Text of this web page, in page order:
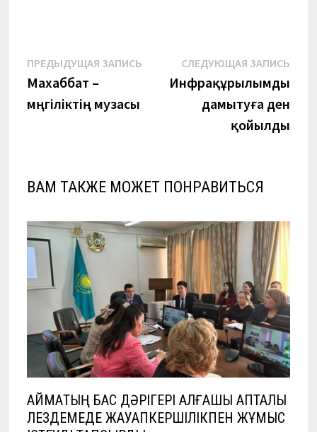
Навигация
по
записям
ПРЕДЫДУЩАЯ ЗАПИСЬПредыдущая
запись:
Махаббат –
мәңгіліктің музасы
СЛЕДУЮЩАЯ ЗАПИСЬ
Инфрақұрылымды
дамытуға ден
қойылды
ВАМ ТАКЖЕ МОЖЕТ ПОНРАВИТЬСЯ
АЙМАҚТЫҢ БАС ДӘРІГЕРІ АЛҒАШҚЫ АПТАЛЫҚ
ЛЕЗДЕМЕДЕ ЖАУАПКЕРШІЛІКПЕН ЖҰМЫС